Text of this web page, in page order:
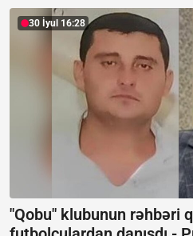
30 İyul 16:28
"Qobu" klubunun rəhbəri